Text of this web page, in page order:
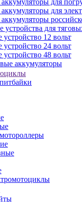
аккумуляторы для
для
устройства для
устройство 12 вольт
устройство 24 вольт
устройство 48 вольт
аккумуляторы